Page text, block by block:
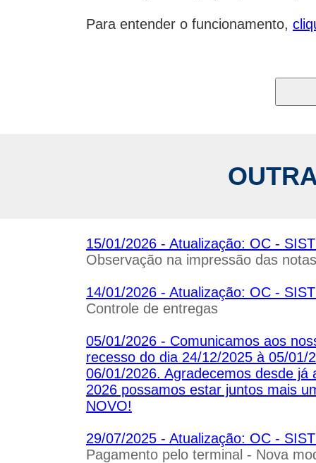
Para entender o funcionamento,
15/01/2026 - Atualização: OC -
Observação na impressão das notas
14/01/2026 - Atualização: OC -
Controle de entregas
05/01/2026 - Comunicamos aos
recesso do dia 24/12/2025 à 05/01/
06/01/2026. Agradecemos desde
2026 possamos estar juntos mais
NOVO!
29/07/2025 - Atualização: OC -
Pagamento pelo terminal - Nova